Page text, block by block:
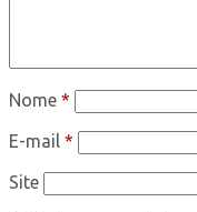
Nome *
E-mail *
Site